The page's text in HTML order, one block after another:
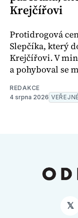
Krejčířovi
Protidrogová
Slepčíka, který
Krejčířovi. V
a pohyboval se
REDAKCE
4 srpna 2026
𝕏